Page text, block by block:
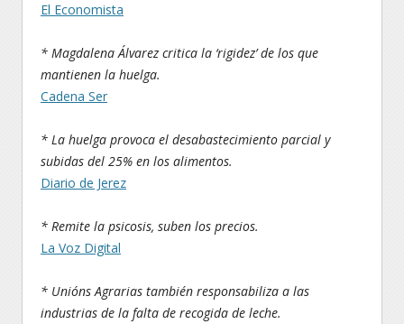
El Economista
* Magdalena Álvarez critica la ‘rigidez’ de los que
mantienen la huelga.
Cadena Ser
* La huelga provoca el desabastecimiento parcial y
subidas del 25% en los alimentos.
Diario de Jerez
* Remite la psicosis, suben los precios.
La Voz Digital
* Unións Agrarias también responsabiliza a las
industrias de la falta de recogida de leche.